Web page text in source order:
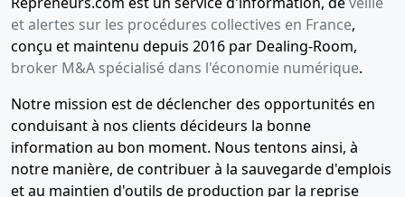
et alertes sur les procédures collectives en France,
conçu et maintenu depuis 2016 par Dealing-Room,
broker M&A spécialisé dans l'économie numérique.
Notre mission est de déclencher des opportunités en
conduisant à nos clients décideurs la bonne
information au bon moment. Nous tentons ainsi, à
notre manière, de contribuer à la sauvegarde d'emplois
et au maintien d'outils de production par la reprise